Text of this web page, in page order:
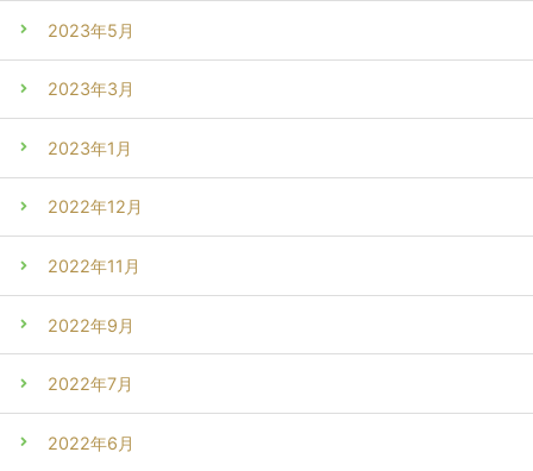
2023年5月
2023年3月
2023年1月
2022年12月
2022年11月
2022年9月
2022年7月
2022年6月